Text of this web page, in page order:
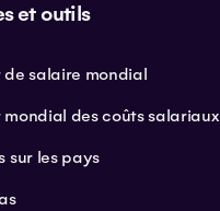
et outils
salaire mondial
des coûts salariaux
sur les pays